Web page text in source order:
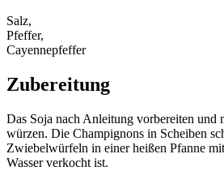
Salz,
Pfeffer,
Cayennepfeffer
Zubereitung
Das Soja nach Anleitung vorbereiten und
würzen. Die Champignons in Scheiben
Zwiebelwürfeln in einer heißen Pfanne
Wasser verkocht ist.